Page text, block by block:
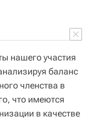
нашего участия
баланс
членства в
что имеются
в качестве